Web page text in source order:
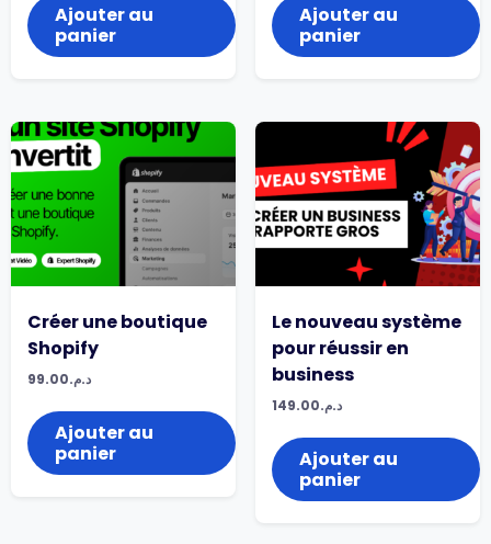
Ajouter au
panier
Ajouter au
panier
Créer une boutique
Shopify
د.م.99.00
Ajouter au
panier
Le nouveau système
pour réussir en
business
د.م.149.00
Ajouter au
panier